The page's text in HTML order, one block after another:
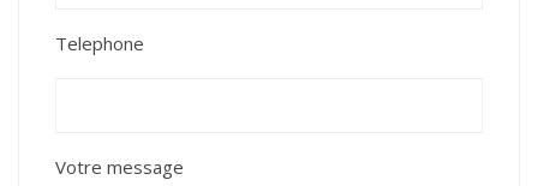
Telephone
Votre message